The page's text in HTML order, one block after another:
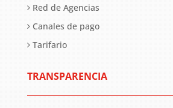
Red de Agencias
Canales de pago
Tarifario
TRANSPARENCIA